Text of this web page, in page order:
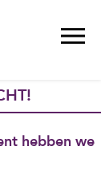
hebben we